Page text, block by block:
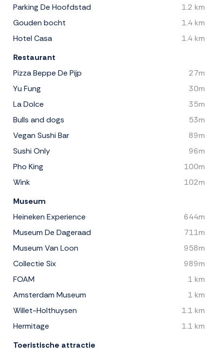
Parking De Hoofdstad
1.2 km
Gouden bocht
1.4 km
Hotel Casa
1.4 km
Restaurant
Pizza Beppe De Pijp
27m
Yu Fung
30m
La Dolce
35m
Bulls and dogs
53m
Vegan Sushi Bar
89m
Sushi Only
96m
Pho King
100m
Wink
102m
Museum
Heineken Experience
644m
Museum De Dageraad
711m
Museum Van Loon
958m
Collectie Six
989m
FOAM
1 km
Amsterdam Museum
1 km
Willet-Holthuysen
1.1 km
Hermitage
1.1 km
Toeristische attractie